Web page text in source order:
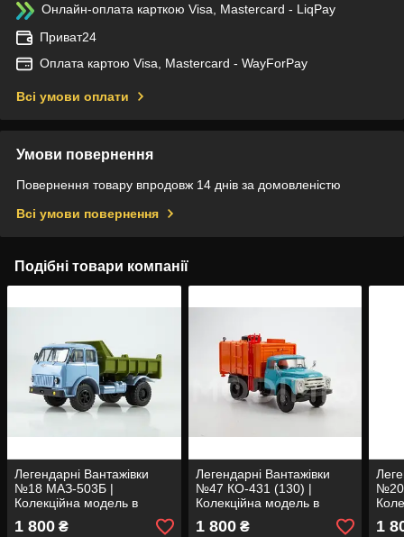
Онлайн-оплата карткою Visa, Mastercard - LiqPay
Приват24
Оплата картою Visa, Mastercard - WayForPay
Всі умови оплати
Умови повернення
Повернення товару впродовж 14 днів за домовленістю
Всі умови повернення
Подібні товари компанії
Легендарні Вантажівки
№18 МАЗ-503Б |
Колекційна модель в
масштабі 1:43 | Modimio
1 800 ₴
Легендарні Вантажівки
№47 КО-431 (130) |
Колекційна модель в
масштабі 1:43 | Modimio
1 800₴
№20
1